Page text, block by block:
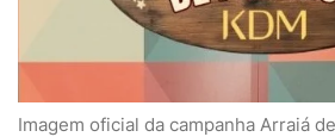
Imagem oficial da campanha Arraiá